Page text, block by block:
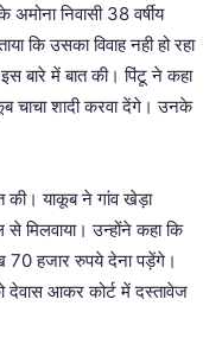
निवासी 38 वर्षीय
कि उसका विवाह नही हो रहा
बारे में बात की। पिंटू ने कहा
चाचा शादी करवा देंगे। उनके
की। याकूब ने गांव खेड़ा
मिलवाया। उन्होंने कहा कि
70 हजार रुपये देना पड़ेंगे।
आकर कोर्ट में दस्तावेज